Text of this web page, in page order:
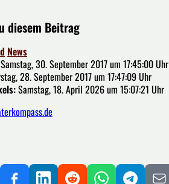
diesem Beitrag
News
Samstag, 30. September 2017 um 17:45:00 Uhr
28. September 2017 um 17:47:09 Uhr
Samstag, 18. April 2026 um 15:07:21 Uhr